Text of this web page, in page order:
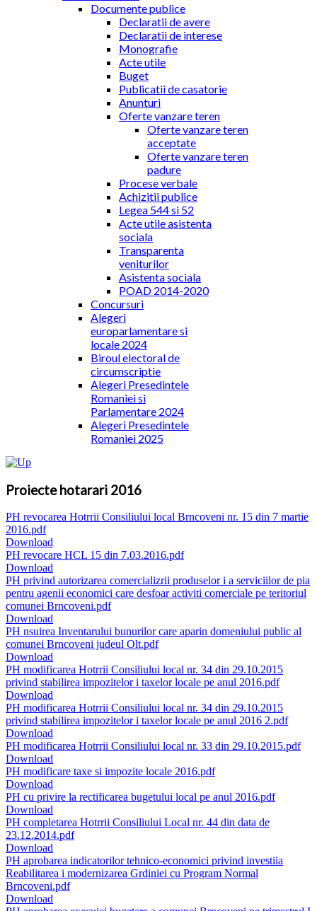
Documente publice
Declaratii de avere
Declaratii de interese
Monografie
Acte utile
Buget
Publicatii de casatorie
Anunturi
Oferte vanzare teren
Oferte vanzare teren
acceptate
Oferte vanzare teren
padure
Procese verbale
Achizitii publice
Legea 544 si 52
Acte utile asistenta
sociala
Transparenta
veniturilor
Asistenta sociala
POAD 2014-2020
Concursuri
Alegeri
europarlamentare si
locale 2024
Biroul electoral de
circumscriptie
Alegeri Presedintele
Romaniei si
Parlamentare 2024
Alegeri Presedintele
Romaniei 2025
Proiecte hotarari 2016
PH revocarea Hotrrii Consiliului local Brncoveni nr. 15 din 7 martie
2016.pdf
Download
PH revocare HCL 15 din 7.03.2016.pdf
Download
PH privind autorizarea comercializrii produselor i a serviciilor de pia
pentru agenii economici care desfoar activiti comerciale pe teritoriul
comunei Brncoveni.pdf
Download
PH nsuirea Inventarului bunurilor care aparin domeniului public al
comunei Brncoveni judeul Olt.pdf
Download
PH modificarea Hotrrii Consiliului local nr. 34 din 29.10.2015
privind stabilirea impozitelor i taxelor locale pe anul 2016.pdf
Download
PH modificarea Hotrrii Consiliului local nr. 34 din 29.10.2015
privind stabilirea impozitelor i taxelor locale pe anul 2016 2.pdf
Download
PH modificarea Hotrrii Consiliului local nr. 33 din 29.10.2015.pdf
Download
PH modificare taxe si impozite locale 2016.pdf
Download
PH cu privire la rectificarea bugetului local pe anul 2016.pdf
Download
PH completarea Hotrrii Consiliului Local nr. 44 din data de
23.12.2014.pdf
Download
PH aprobarea indicatorilor tehnico-economici privind investiia
Reabilitarea i modernizarea Grdiniei cu Program Normal
Brncoveni.pdf
Download